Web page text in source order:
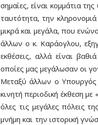
σημαίες, είναι κομμάτια
ταυτότητα, την
μικρά και μεγάλα, που
άλλων ο κ. Καράογλου,
εκθέσεις, αλλά είναι
οποίες μας μεγάλωσαν οι
Μεταξύ άλλων ο
κινητή περιοδική έκθεση
όλες τις μεγάλες πόλεις
μνήμη και την ιστορική